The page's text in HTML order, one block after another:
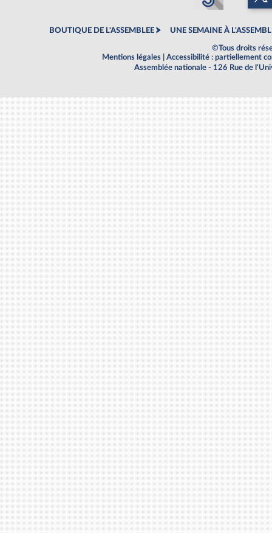
BOUTIQUE DE L'ASSEMBLEE UNE SEMAINE À
©Tous droits
Mentions légales
Accessibilité : partiellement
Assemblée nationale - 126 Rue de